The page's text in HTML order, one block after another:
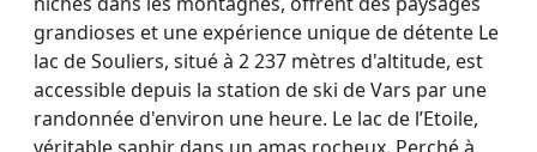
grandioses et une expérience unique de détente Le
lac de Souliers, situé à 2 237 mètres d'altitude, est
accessible depuis la station de ski de Vars par une
randonnée d'environ une heure. Le lac de l’Etoile,
véritable saphir dans un amas rocheux. Perché à